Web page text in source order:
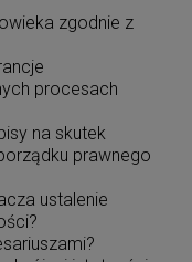
zgodnie z
procesach
na skutek
prawnego
ustalenie